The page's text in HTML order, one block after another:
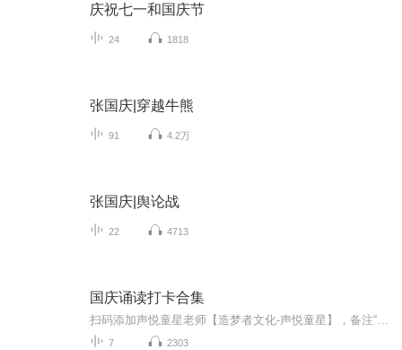
庆祝七一和国庆节
24 1818
张国庆|穿越牛熊
91 4.2万
张国庆|舆论战
22 4713
国庆诵读打卡合集
7 2303